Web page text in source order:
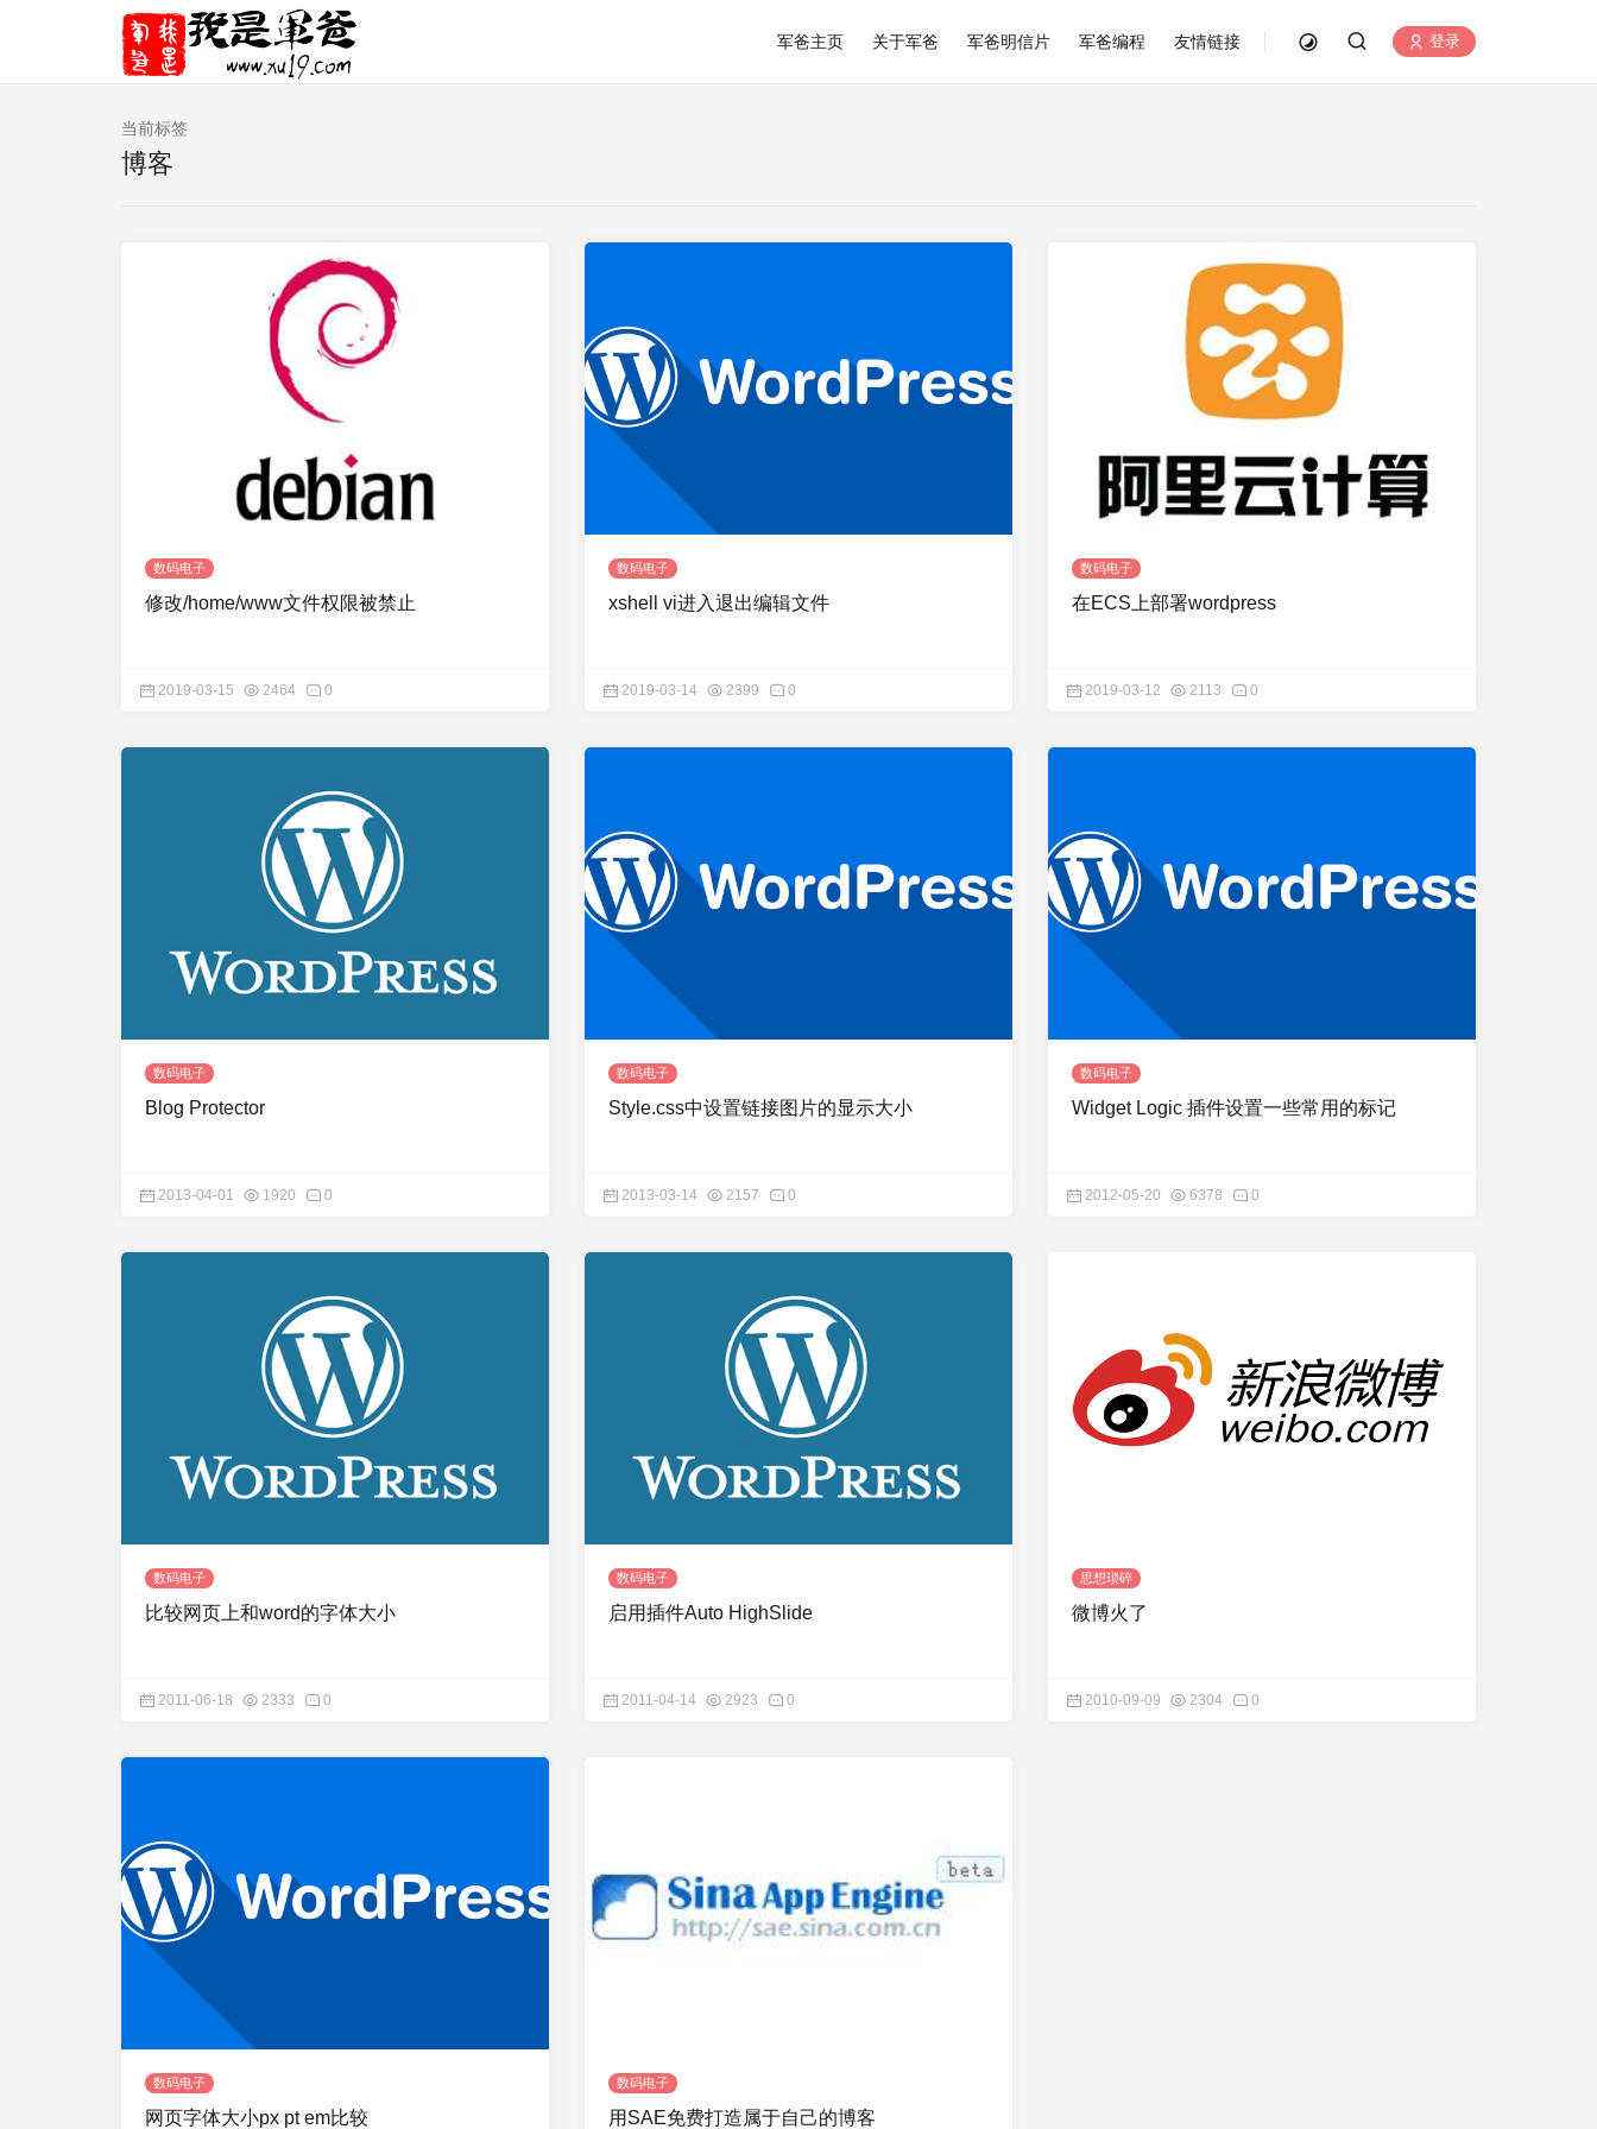
军爸主页 关于军爸 军爸明信片 军爸编程 友情链接 登录
当前标签
博客
数码电子
修改/home/www文件权限被禁止
2019-03-15 2464 0
数码电子
xshell vi进入退出编辑文件
2019-03-14 2399 0
数码电子
在ECS上部署wordpress
2019-03-12 2113 0
数码电子
Blog Protector
2013-04-01 1920 0
数码电子
Style.css中设置链接图片的显示大小
2013-03-14 2157 0
数码电子
Widget Logic 插件设置一些常用的标记
2012-05-20 6378 0
数码电子
比较网页上和word的字体大小
2011-06-18 2333 0
数码电子
启用插件Auto HighSlide
2011-04-14 2923 0
思想琐碎
微博火了
2010-09-09 2304 0
数码电子
网页字体大小px pt em比较
数码电子
用SAE免费打造属于自己的博客